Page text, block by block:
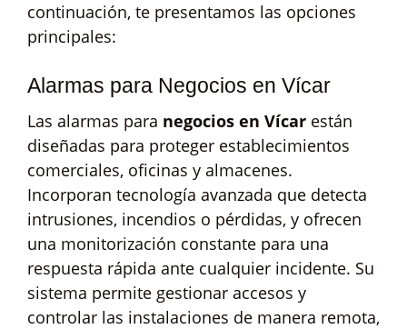
continuación, te presentamos las opciones
principales:
Alarmas para Negocios en Vícar
Las alarmas para negocios en Vícar están
diseñadas para proteger establecimientos
comerciales, oficinas y almacenes.
Incorporan tecnología avanzada que detecta
intrusiones, incendios o pérdidas, y ofrecen
una monitorización constante para una
respuesta rápida ante cualquier incidente. Su
sistema permite gestionar accesos y
controlar las instalaciones de manera remota,